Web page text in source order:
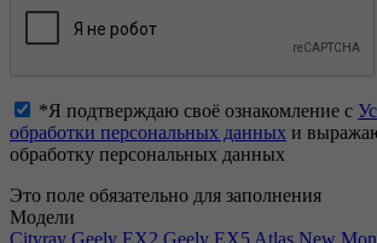
*Я подтверждаю своё ознакомление с
обработки персональных данных и
обработку персональных данных
Это поле обязательно для заполнения
Модели
Cityray Geely EX2 Geely EX5 Atlas New